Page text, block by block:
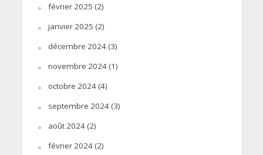
février 2025 (2)
janvier 2025 (2)
décembre 2024(3)
novembre 2024(1)
octobre 2024(4)
septembre 2024(3)
août 2024(2)
février 2024(2)